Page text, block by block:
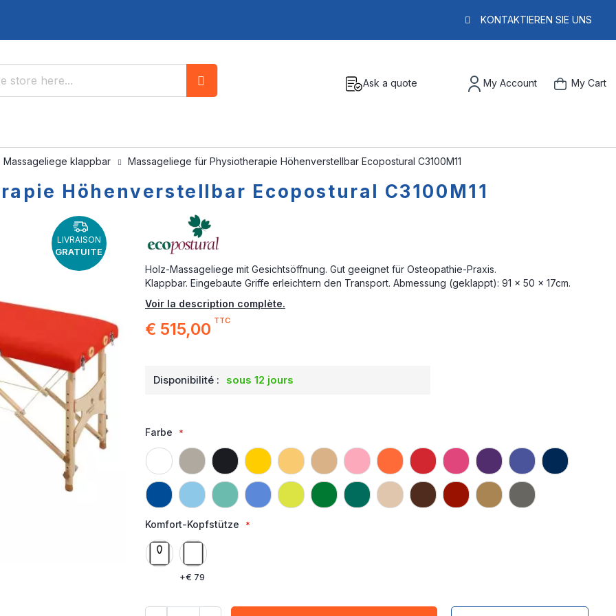
KONTAKTIEREN SIE UNS
Ask a quote My Account My Cart
Massageliege klappbar Massageliege für Physiotherapie Höhenverstellbar Ecopostural C3100M11
Höhenverstellbar Ecopostural C3100M11
Holz-Massageliege mit Gesichtsöffnung. Gut geeignet für Osteopathie-Praxis.
Klappbar. Eingebaute Griffe erleichtern den Transport. Abmessung (geklappt): 91 x 50 x 17cm.
Voir la description complète.
€ 515,00 TTC
Disponibilité : sous 12 jours
Farbe
Komfort-Kopfstütze
+€ 79
LIVRAISON
GRATUITE